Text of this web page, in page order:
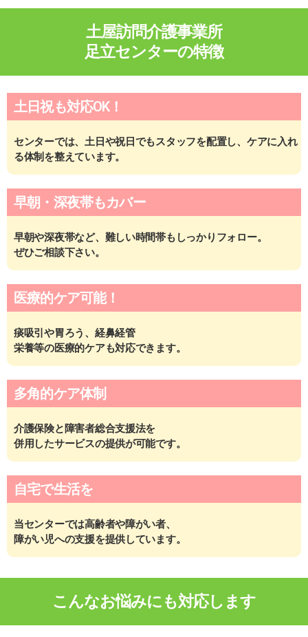
土屋訪問介護事業所
足立センターの特徴
土日祝も対応OK！
センターでは、土日や祝日でもスタッフを配置し、 ケアに入れ
る体制を整えています。
早朝・深夜帯もカバー
早朝や深夜帯など、 難しい時間帯もしっかりフォロー。
ぜひご相談下さい。
医療的ケア可能！
痰吸引や胃ろう、経鼻経管
栄養等の医療的ケアも対応できます。
多角的ケア体制
介護保険と障害者総合支援法を
併用したサービスの提供が可能です。
自宅で生活を
当センターでは高齢者や障がい者、
障がい児への支援を提供しています。
こんなお悩みにも対応します